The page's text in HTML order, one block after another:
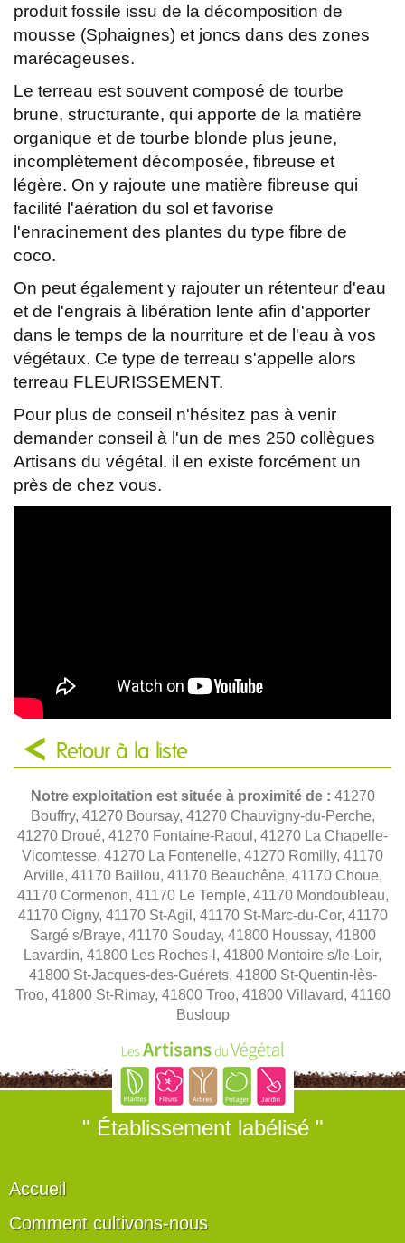
produit fossile issu de la décomposition de
mousse (Sphaignes) et joncs dans des zones
marécageuses.
Le terreau est souvent composé de tourbe
brune, structurante, qui apporte de la matière
organique et de tourbe blonde plus jeune,
incomplètement décomposée, fibreuse et
légère. On y rajoute une matière fibreuse qui
facilité l'aération du sol et favorise
l'enracinement des plantes du type fibre de
coco.
On peut également y rajouter un rétenteur d'eau
et de l'engrais à libération lente afin d'apporter
dans le temps de la nourriture et de l'eau à vos
végétaux. Ce type de terreau s'appelle alors
terreau FLEURISSEMENT.
Pour plus de conseil n'hésitez pas à venir
demander conseil à l'un de mes 250 collègues
Artisans du végétal. il en existe forcément un
près de chez vous.
Retour à la liste
Notre exploitation est située à proximité de : 41270
Bouffry, 41270 Boursay, 41270 Chauvigny-du-Perche,
41270 Droué, 41270 Fontaine-Raoul, 41270 La Chapelle-
Vicomtesse, 41270 La Fontenelle, 41270 Romilly, 41170
Arville, 41170 Baillou, 41170 Beauchêne, 41170 Choue,
41170 Cormenon, 41170 Le Temple, 41170 Mondoubleau,
41170 Oigny, 41170 St-Agil, 41170 St-Marc-du-Cor, 41170
Sargé s/Braye, 41170 Souday, 41800 Houssay, 41800
Lavardin, 41800 Les Roches-l, 41800 Montoire s/le-Loir,
41800 St-Jacques-des-Guérets, 41800 St-Quentin-lès-
Troo, 41800 St-Rimay, 41800 Troo, 41800 Villavard, 41160
Busloup
" Établissement labélisé "
Accueil
Comment cultivons-nous